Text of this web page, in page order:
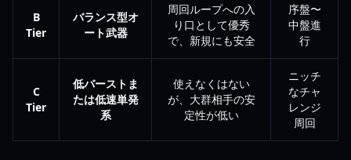
B
Tier
バランス型オ
ート武器
周回ループへの入
り口として優秀
で、新規にも安全
序盤〜
中盤進
行
C
Tier
低バーストま
たは低速単発
系
使えなくはない
が、大群相手の安
定性が低い
ニッチ
なチャ
レンジ
周回